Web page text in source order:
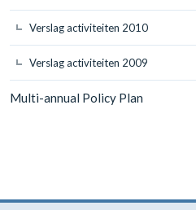
Verslag activiteiten 2010
Verslag activiteiten 2009
Multi-annual Policy Plan